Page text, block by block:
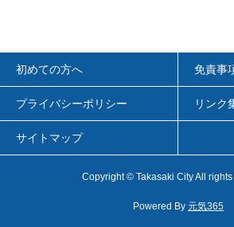
初めての方へ 免責事
プライバシーポリシー リンク
サイトマップ
Copyright© Takasaki City All
Powered By 元気365